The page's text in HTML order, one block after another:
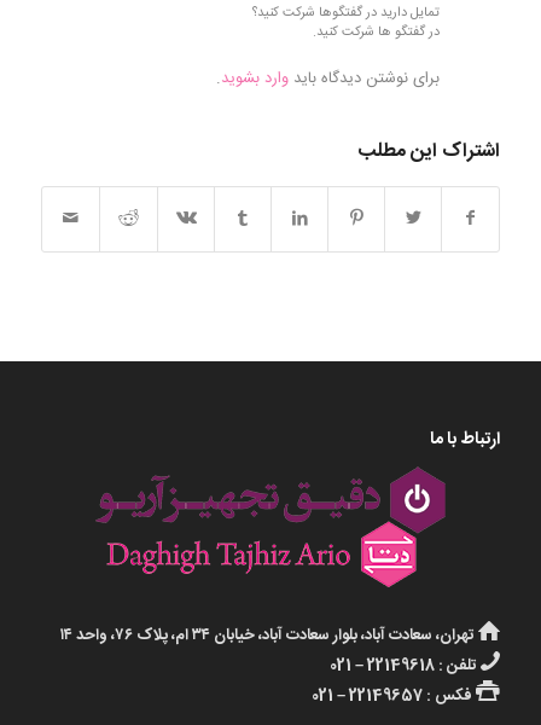
تمایل دارید در گفتگوها شرکت کنید؟
در گفتگو ها شرکت کنید.
برای نوشتن دیدگاه باید وارد بشوید.
اشتراک این مطلب
ارتباط با ما
تهران، سعادت آباد، بلوار سعادت آباد، خیابان ۳۴ ام، پلاک ۷۶، واحد ۱۴
تلفن : 22149618 – 021
فکس : 22149657 – 021